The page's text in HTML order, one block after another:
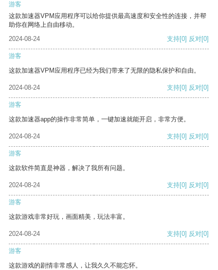
游客
这款加速器VPM应用程序可以给你提供最高速度和安全性的连接，并帮
助你在网络上自由移动。
2024-08-24
支持[0] 反对[0]
游客
这款加速器VPM应用程序已经为我们带来了无限的隐私保护和自由。
2024-08-24 支持[0] 反对[0]
游客
这款加速器app的操作非常简单，一键加速就能开启，非常方便。
2024-08-24 支持[0] 反对[0]
游客
这款软件简直是神器，解决了我所有问题。
2024-08-24 支持[0] 反对[0]
游客
这款游戏非常好玩，画面精美，玩法丰富。
2024-08-24 支持[0] 反对[0]
游客
这款游戏的剧情非常感人，让我久久不能忘怀。